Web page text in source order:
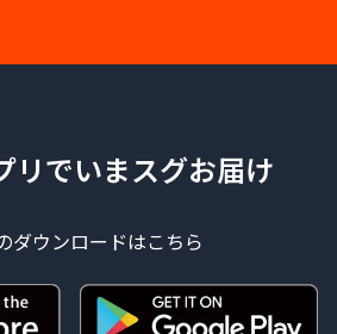
リでいまスグお届け
ダウンロードはこちら